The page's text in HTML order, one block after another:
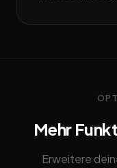
Mehr
Erweitere